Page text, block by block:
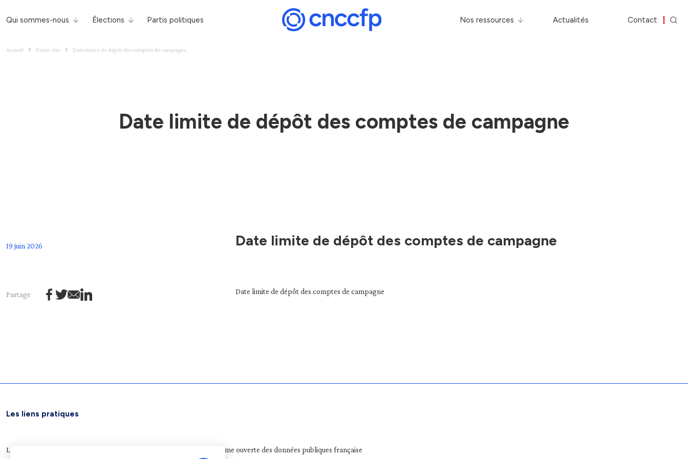
Qui sommes-nous Élections Partis politiques Nos ressources Actualités Contact
Accueil Dates clés Date limite de dépôt des comptes de campagne
Date limite de dépôt des comptes de campagne
19 juin 2026
Partage
Date limite de dépôt des comptes de campagne
Date limite de dépôt des comptes de campagne
Les liens pratiques
Légifrance Plateforme ouverte des données publiques française